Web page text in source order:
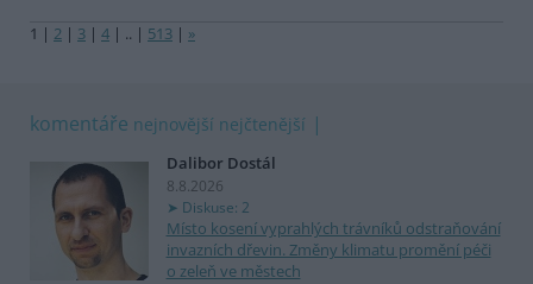
1 | 2 | 3 | 4 | .. | 513 | »
komentáře nejnovější nejčtenější
Dalibor Dostál
8.8.2026
Diskuse: 2
Místo kosení vyprahlých trávníků odstraňování
invazních dřevin. Změny klimatu promění péči
o zeleň ve městech